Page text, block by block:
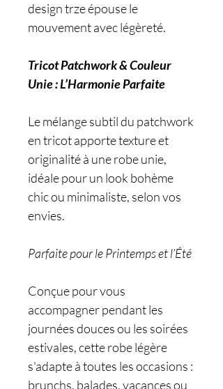
design trze épouse le
mouvement avec légèreté.
Tricot Patchwork & Couleur
Unie : L’Harmonie Parfaite
Le mélange subtil du patchwork
en tricot apporte texture et
originalité à une robe unie,
idéale pour un look bohème
chic ou minimaliste, selon vos
envies.
Parfaite pour le Printemps et l’Été
Conçue pour vous
accompagner pendant les
journées douces ou les soirées
estivales, cette robe légère
s'adapte à toutes les occasions :
brunchs, balades, vacances ou